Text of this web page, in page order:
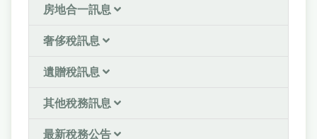
房地合一訊息
奢侈稅訊息
遺贈稅訊息
其他稅務訊息
最新稅務公告